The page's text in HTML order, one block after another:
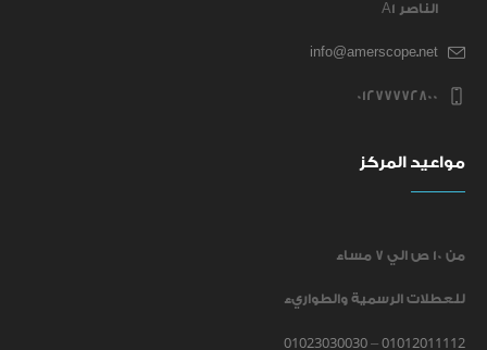
الناصر A1
info@amerscope.net
01277772800
مواعيد المركز
من ١٠ ص الي ٧ مساء
للعطلات الرسمية والطواريء
01012011112
–
01023030030